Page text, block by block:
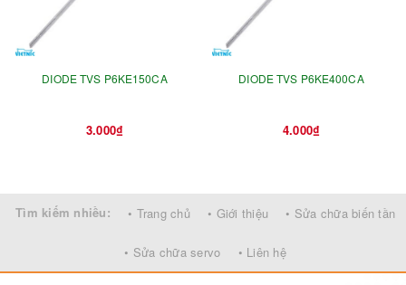
DIODE TVS P6KE150CA
3.000₫
DIODE TVS P6KE400CA
4.000₫
Tìm kiếm nhiều: • Trang chủ • Giới thiệu • Sửa chữa biến tần
• Sửa chữa servo • Liên hệ